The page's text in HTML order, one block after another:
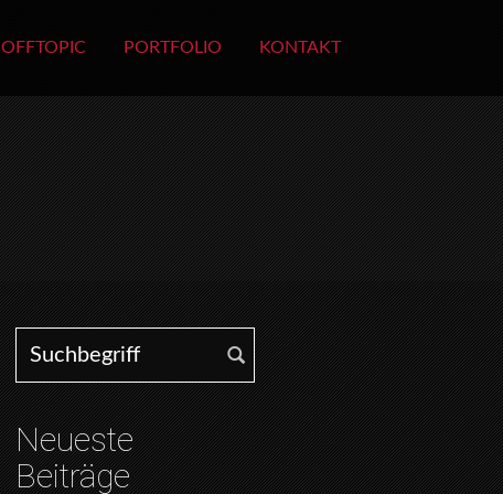
OFFTOPIC PORTFOLIO KONTAKT
Search for:
Neueste
Beiträge